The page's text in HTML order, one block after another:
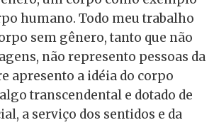
humano. Todo meu trabalho
sem gênero, tanto que não
não represento pessoas da
apresento a idéia do corpo
transcendental e dotado de
a serviço dos sentidos e da